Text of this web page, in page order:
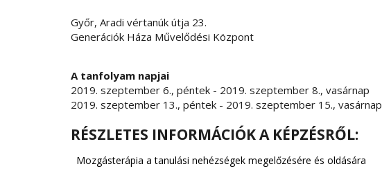
Győr, Aradi vértanúk útja 23.
Generációk Háza Művelődési Központ
A tanfolyam napjai
2019. szeptember 6., péntek - 2019. szeptember 8., vasárnap
2019. szeptember 13., péntek - 2019. szeptember 15., vasárnap
RÉSZLETES INFORMÁCIÓK A KÉPZÉSRŐL:
Mozgásterápia a tanulási nehézségek megelőzésére és oldására